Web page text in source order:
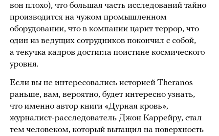
вон плохо), что большая часть исследований тайно
производится на чужом промышленном
оборудовании, что в компании царит террор, что
один из ведущих сотрудников покончил с собой,
а текучка кадров достигла поистине космического
уровня.
Если вы не интересовались историей Theranos
раньше, вам, вероятно, будет интересно узнать,
что именно автор книги «Дурная кровь»,
журналист-расследователь Джон Каррейру, стал
тем человеком, который вытащил на поверхность